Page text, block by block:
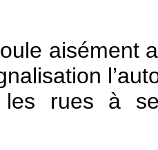
aisément
les rues à